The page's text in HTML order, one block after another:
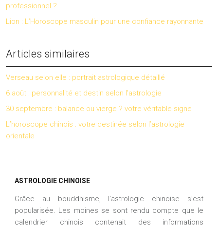
professionnel ?
Lion : L’Horoscope masculin pour une confiance rayonnante
Articles similaires
Verseau selon elle : portrait astrologique détaillé
6 août : personnalité et destin selon l’astrologie
30 septembre : balance ou vierge ? votre véritable signe
L’horoscope chinois : votre destinée selon l’astrologie
orientale
ASTROLOGIE CHINOISE
Grâce au bouddhisme, l’astrologie chinoise s’est
popularisée. Les moines se sont rendu compte que le
calendrier chinois contenait des informations